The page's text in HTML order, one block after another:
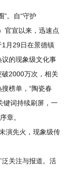
”。自“守护
官宣以来，迅速点
月29日在景德镇
议的现象级文化事
2000万次，相关
榜单，“陶瓷春
键词持续刷屏，一
章。
关注与报道。活